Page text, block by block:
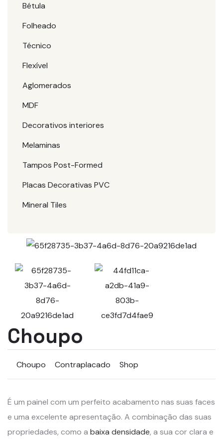
Bétula
Folheado
Técnico
Flexível
Aglomerados
MDF
Decorativos interiores
Melaminas
Tampos Post-Formed
Placas Decorativas PVC
Mineral Tiles
Choupo
Choupo Contraplacado Shop
É um painel com um perfeito acabamento nas suas faces
e uma excelente apresentação. A combinação das suas
propriedades, como a baixa densidade, a sua cor clara e